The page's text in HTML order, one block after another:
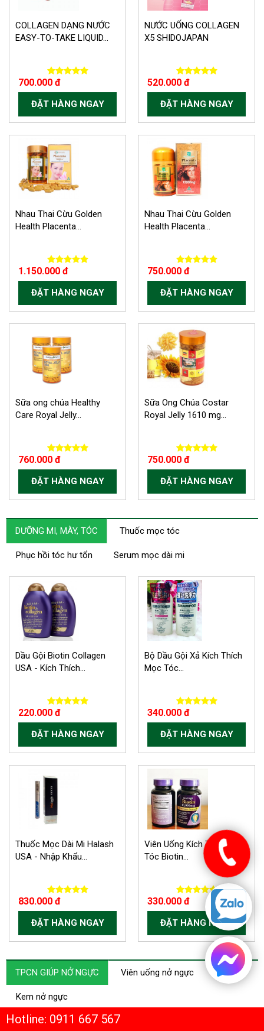
COLLAGEN DẠNG NƯỚC
EASY-TO-TAKE LIQUID...
700.000 đ
ĐẶT HÀNG NGAY
NƯỚC UỐNG COLLAGEN
X5 SHIDOJAPAN
520.000 đ
ĐẶT HÀNG NGAY
Nhau Thai Cừu Golden
Health Placenta...
1.150.000 đ
ĐẶT HÀNG NGAY
-150.000 VND
Nhau Thai Cừu Golden
Health Placenta...
750.000 đ
ĐẶT HÀNG NGAY
Sữa ong chúa Healthy
Care Royal Jelly...
760.000 đ
ĐẶT HÀNG NGAY
Sữa Ong Chúa Costar
Royal Jelly 1610 mg...
750.000 đ
ĐẶT HÀNG NGAY
DƯỠNG MI, MÀY, TÓC Thuốc mọc tóc
Phục hồi tóc hư tổn Serum mọc dài mi
Dầu Gội Biotin Collagen
USA - Kích Thích...
220.000 đ
ĐẶT HÀNG NGAY
Bộ Dầu Gội Xả Kích Thích
Mọc Tóc...
340.000 đ
ĐẶT HÀNG NGAY
Thuốc Mọc Dài Mi Halash
USA - Nhập Khẩu...
830.000 đ
ĐẶT HÀNG NGAY
Viên Uống Kích Thích Mọc
Tóc Biotin...
330.000 đ
ĐẶT HÀNG NGAY
TPCN GIÚP NỞ NGỰC Viên uống nở ngực
Kem nở ngực
Hotline: 0911 667 567